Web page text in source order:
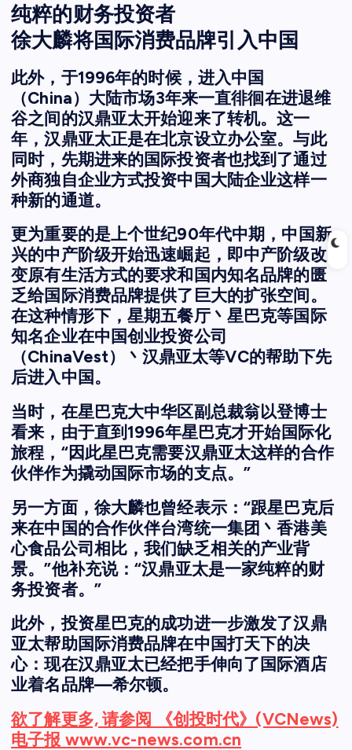
纯粹的财务投资者
徐大麟将国际消费品牌引入中国
此外，于1996年的时候，进入中国
（China）大陆市场3年来一直徘徊在进退维
谷之间的汉鼎亚太开始迎来了转机。这一
年，汉鼎亚太正是在北京设立办公室。与此
同时，先期进来的国际投资者也找到了通过
外商独自企业方式投资中国大陆企业这样一
种新的通道。
更为重要的是上个世纪90年代中期，中国新
兴的中产阶级开始迅速崛起，即中产阶级改
变原有生活方式的要求和国内知名品牌的匮
乏给国际消费品牌提供了巨大的扩张空间。
在这种情形下，星期五餐厅丶星巴克等国际
知名企业在中国创业投资公司
（ChinaVest）丶汉鼎亚太等VC的帮助下先
后进入中国。
当时，在星巴克大中华区副总裁翁以登博士
看来，由于直到1996年星巴克才开始国际化
旅程，“因此星巴克需要汉鼎亚太这样的合作
伙伴作为撬动国际市场的支点。”
另一方面，徐大麟也曾经表示：“跟星巴克后
来在中国的合作伙伴台湾统一集团丶香港美
心食品公司相比，我们缺乏相关的产业背
景。”他补充说：“汉鼎亚太是一家纯粹的财
务投资者。”
此外，投资星巴克的成功进一步激发了汉鼎
亚太帮助国际消费品牌在中国打天下的决
心：现在汉鼎亚太已经把手伸向了国际酒店
业着名品牌—希尔顿。
欲了解更多, 请参阅 《创投时代》(VCNews)
电子报 www.vc-news.com.cn